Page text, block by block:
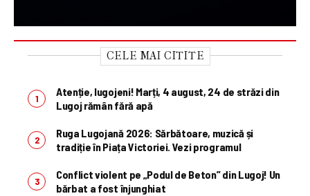
CELE MAI CITITE
Atenție, lugojeni! Marți, 4 august, 24 de străzi din
Lugoj rămân fără apă
Ruga Lugojană 2026: Sărbătoare, muzică și
tradiție în Piața Victoriei. Vezi programul
Conflict violent pe „Podul de Beton” din Lugoj! Un
bărbat a fost înjunghiat